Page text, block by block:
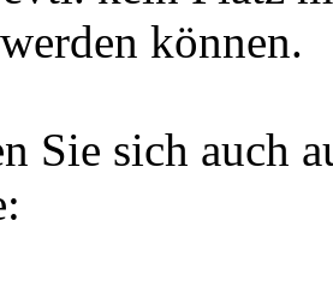
können.
Sie sich auch